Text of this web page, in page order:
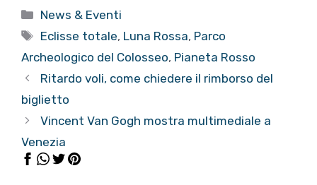
Categorie
News & Eventi
Tag
Eclisse totale, Luna Rossa, Parco
Archeologico del Colosseo, Pianeta Rosso
Ritardo voli, come chiedere il rimborso del
biglietto
Vincent Van Gogh mostra multimediale a
Venezia